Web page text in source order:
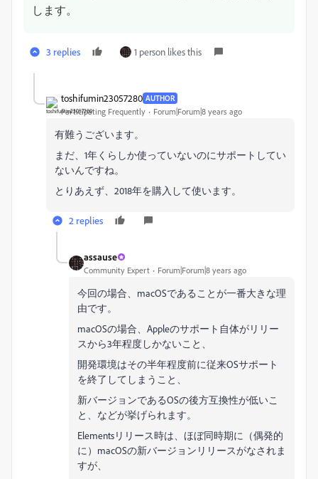
します。
3 replies 1 person likes this
toshifumin23057280 AUTHOR
Participating Frequently Forum|Forum|8 years ago
有難うございます。
まだ、1年くらしか使っていないのにサポートしてい
ないんですね。
とりあえず、2018年を購入して使います。
2 replies
assause
Community Expert Forum|Forum|8 years ago
今回の場合、macOSであることが一番大きな理
由です。
macOSの場合、Appleのサポート自体がリリー
スから3年程度しかないこと、
開発環境はその半年程度前に従来OSサポート
を終了してしまうこと、
新バージョンであるOSの後方互換性が低いこ
と、などが挙げられます。
Elementsリリース時は、ほぼ同時期に（偶発的
に）macOSの新バージョンリリースがなされま
すが、